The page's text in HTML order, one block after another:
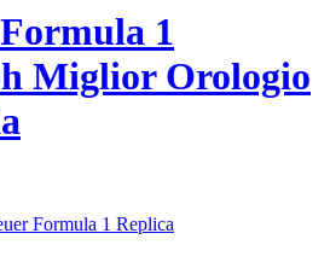
1
Miglior Orologio
Formula 1 Replica